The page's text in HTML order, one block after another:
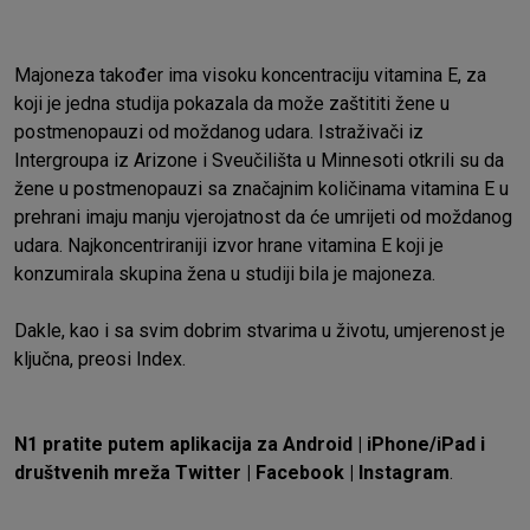
Majoneza također ima visoku koncentraciju vitamina E, za
koji je jedna studija pokazala da može zaštititi žene u
postmenopauzi od moždanog udara. Istraživači iz
Intergroupa iz Arizone i Sveučilišta u Minnesoti otkrili su da
žene u postmenopauzi sa značajnim količinama vitamina E u
prehrani imaju manju vjerojatnost da će umrijeti od moždanog
udara. Najkoncentriraniji izvor hrane vitamina E koji je
konzumirala skupina žena u studiji bila je majoneza.
Dakle, kao i sa svim dobrim stvarima u životu, umjerenost je
ključna, preosi Index.
N1 pratite putem aplikacija za Android iPhone/iPad i
društvenih mreža Twitter Facebook Instagram.